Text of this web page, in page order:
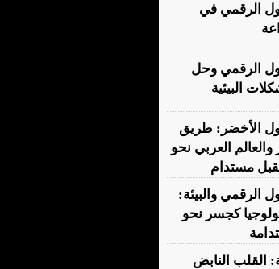
الرقمي في
الرقمي وحل
البيئية
الأخضر: طريق
العربي نحو
مستدام
الرقمي والبيئة:
كجسر نحو
القلب النابض